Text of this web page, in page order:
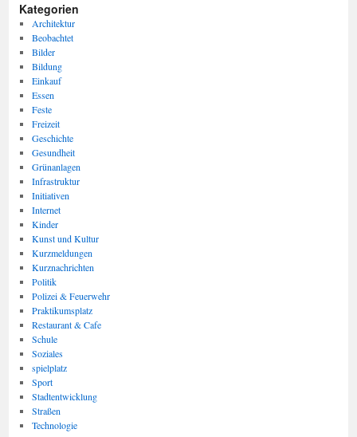
Kategorien
Architektur
Beobachtet
Bilder
Bildung
Einkauf
Essen
Feste
Freizeit
Geschichte
Gesundheit
Grünanlagen
Infrastruktur
Initiativen
Internet
Kinder
Kunst und Kultur
Kurzmeldungen
Kurznachrichten
Politik
Polizei & Feuerwehr
Praktikumsplatz
Restaurant & Cafe
Schule
Soziales
spielplatz
Sport
Stadtentwicklung
Straßen
Technologie